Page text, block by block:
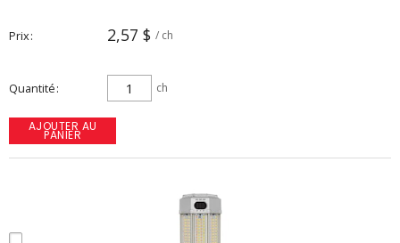
Prix 2,57 $ / ch
Quantité ch
AJOUTER AU
PANIER